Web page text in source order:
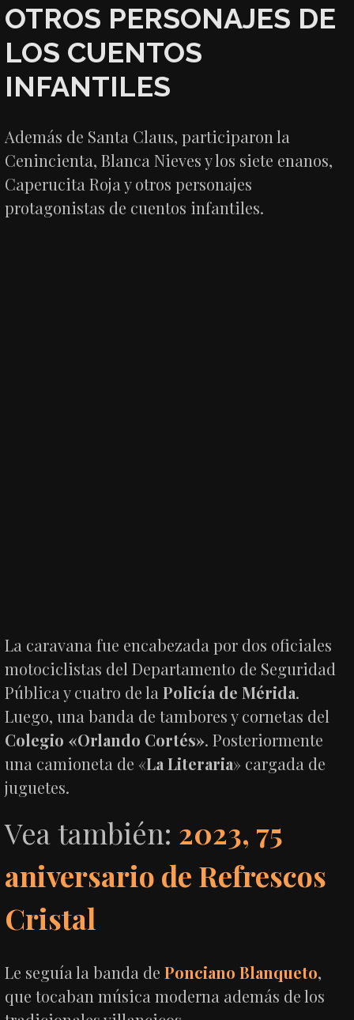
OTROS PERSONAJES DE
LOS CUENTOS
INFANTILES
Además de Santa Claus, participaron la
Cenincienta, Blanca Nieves y los siete enanos,
Caperucita Roja y otros personajes
protagonistas de cuentos infantiles.
La caravana fue encabezada por dos oficiales
motociclistas del Departamento de Seguridad
Pública y cuatro de laPolicía de Mérida.
Luego, una banda de tambores y cornetas del
Colegio «Orlando Cortés». Posteriormente
una camioneta de «La Literaria» cargada de
juguetes.
Vea también: 2023, 75
aniversario de Refrescos
Cristal
Le seguía la banda dePonciano Blanqueto,
que tocaban música moderna además de los